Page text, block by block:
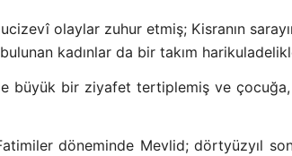
olaylar zuhur etmiş; Kisranın
kadınlar da bir takım
büyük bir ziyafet tertiplemiş ve çocuğa,
döneminde Mevlid; dörtyüzyıl